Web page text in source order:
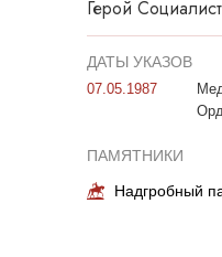
Герой
ДАТЫ УКАЗОВ
07.05.1987
ПАМЯТНИКИ
Надгробный